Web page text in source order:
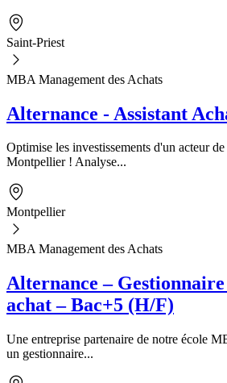
Saint-Priest
MBA Management des Achats
Alternance - Assistant
Optimise les investissements d'un acteur
Montpellier ! Analyse...
Montpellier
MBA Management des Achats
Alternance –
achat – Bac+5 (H/F)
Une entreprise partenaire de notre école
un gestionnaire...